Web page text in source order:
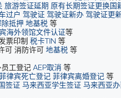
旅游签证延期 原有长期签证更换国
过户 驾驶证 驾驶证新办 驾驶证更
抵押 地基税等
海外领馆文件认证等
票印制 税卡TIN 等
可 消防许可 地基税等
工登记 AEP取消 等
律宾死亡登记 菲律宾离婚登记等
签证 马来西亚学生签证 马来西亚